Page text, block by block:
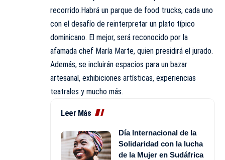
recorrido.Habrá un parque de food trucks, cada uno
con el desafío de reinterpretar un plato típico
dominicano. El mejor, será reconocido por la
afamada chef María Marte, quien presidirá el jurado.
Además, se incluirán espacios para un bazar
artesanal, exhibiciones artísticas, experiencias
teatrales y mucho más.
Leer Más
Día Internacional de la
Solidaridad con la lucha
de la Mujer en Sudáfrica